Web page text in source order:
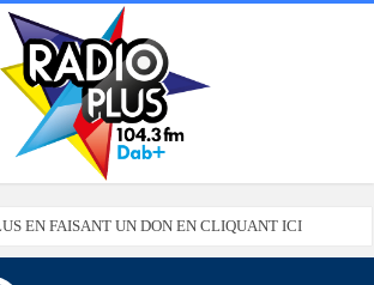
EN FAISANT UN DON EN CLIQUANT ICI